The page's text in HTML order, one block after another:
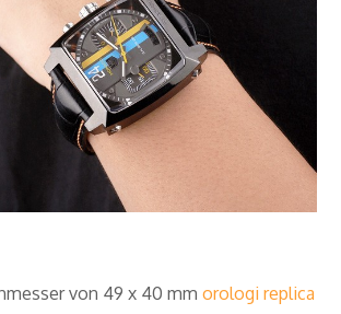
von 49 x 40 mmorologi replica